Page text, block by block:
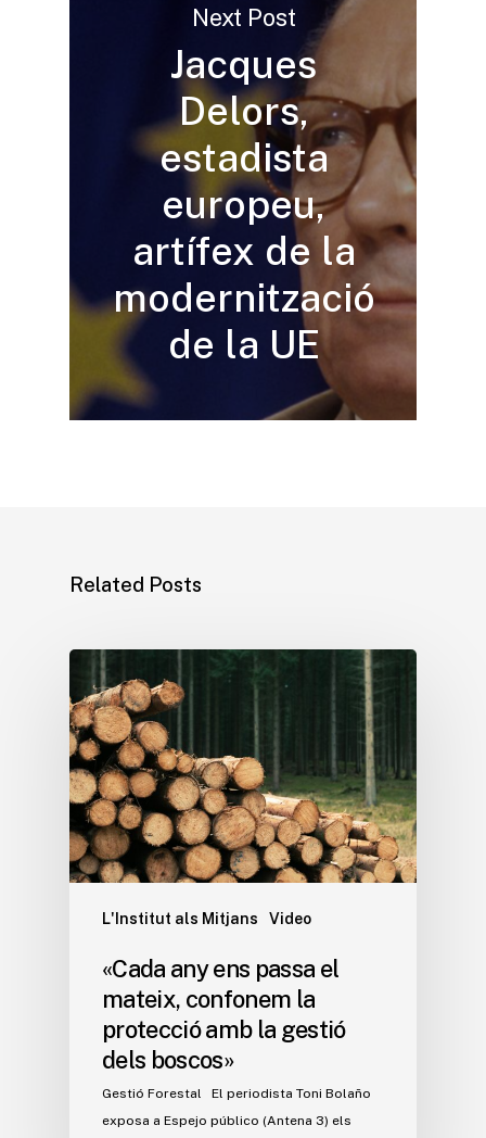
Next Post
Jacques
Delors,
estadista
europeu,
artífex de la
modernització
de la UE
Related Posts
L'Institut als Mitjans Video
«Cada any ens passa el
mateix, confonem la
protecció amb la gestió
dels boscos»
Gestió Forestal El periodista Toni Bolaño
exposa a Espejo público (Antena 3) els